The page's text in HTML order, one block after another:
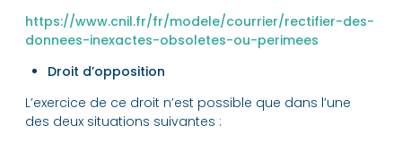
https://www.cnil.fr/fr/modele/courrier/rectifier-des-
donnees-inexactes-obsoletes-ou-perimees
Droit d’opposition
L’exercice de ce droit n’est possible que dans l’une
des deux situations suivantes :